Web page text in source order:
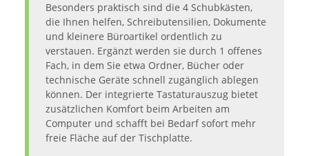
Besonders praktisch sind die 4 Schubkästen,
die Ihnen helfen, Schreibutensilien, Dokumente
und kleinere Büroartikel ordentlich zu
verstauen. Ergänzt werden sie durch 1 offenes
Fach, in dem Sie etwa Ordner, Bücher oder
technische Geräte schnell zugänglich ablegen
können. Der integrierte Tastaturauszug bietet
zusätzlichen Komfort beim Arbeiten am
Computer und schafft bei Bedarf sofort mehr
freie Fläche auf der Tischplatte.